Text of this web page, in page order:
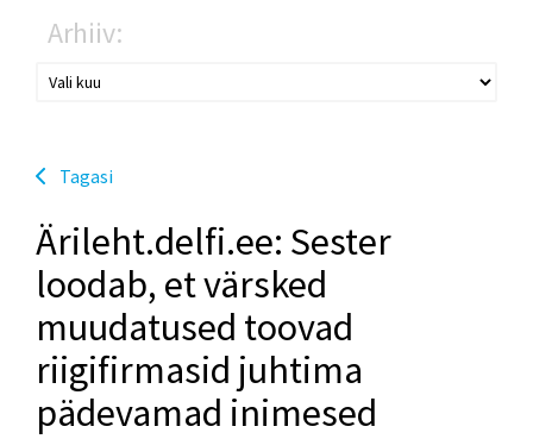
Arhiiv:
Tagasi
Ärileht.delfi.ee: Sester
loodab, et värsked
muudatused toovad
riigifirmasid juhtima
pädevamad inimesed